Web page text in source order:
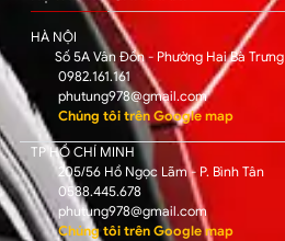
HÀ NỘI
Số 5A Vân Đồn - Phường Hai Bà Trưng
0982.161.161
phutung978@gmail.com
Chúng tôi trên Google map
TP HỒ CHÍ MINH
205/56 Hồ Ngọc Lãm - P. Bình Tân
0588.445.678
phutung978@gmail.com
Chúng tôi trên Google map